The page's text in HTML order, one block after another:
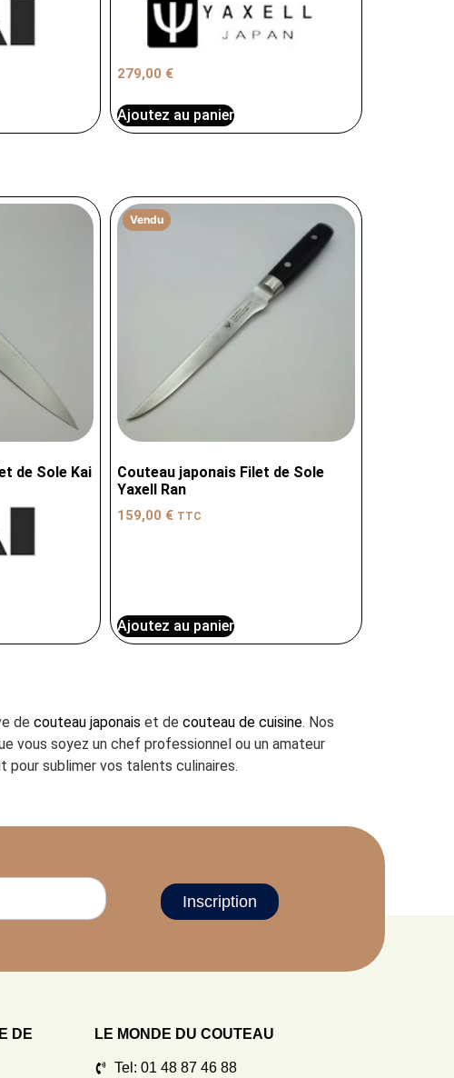
279,00 €
Ajoutez au panier
de Sole Kai
Vendu
Couteau japonais Filet de Sole
Yaxell Ran
159,00 € TTC
Ajoutez au panier
de couteau japonais et de couteau de cuisine. Nos
vous soyez un chef professionnel ou un amateur
sublimer vos talents culinaires.
Inscription
DE
LE MONDE DU COUTEAU
Tel: 01 48 87 46 88